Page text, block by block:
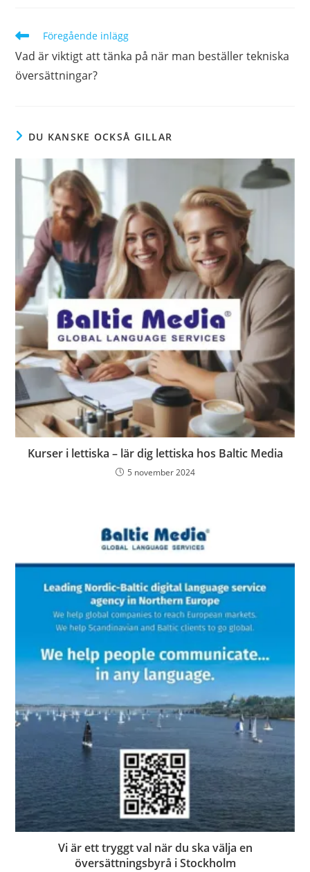
Läs
artiklar
Föregående inlägg
Vad är viktigt att tänka på när man beställer tekniska
översättningar?
DU KANSKE OCKSÅ GILLAR
Kurser i lettiska – lär dig lettiska hos Baltic Media
5 november 2024
Vi är ett tryggt val när du ska välja en
översättningsbyrå i Stockholm